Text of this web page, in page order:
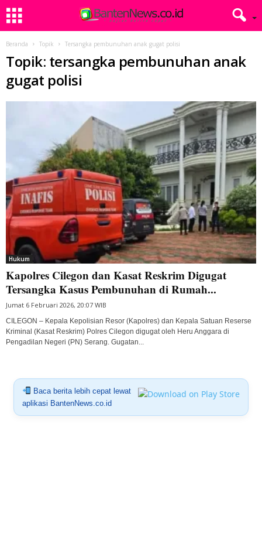
Beranda Topik Tersangka pembunuhan anak gugat polisi
Topik: tersangka pembunuhan anak
gugat polisi
Hukum
Kapolres Cilegon dan Kasat Reskrim Digugat
Tersangka Kasus Pembunuhan di Rumah...
Jumat 6 Februari 2026, 20:07 WIB
CILEGON – Kepala Kepolisian Resor (Kapolres) dan Kepala Satuan Reserse
Kriminal (Kasat Reskrim) Polres Cilegon digugat oleh Heru Anggara di
Pengadilan Negeri (PN) Serang. Gugatan...
Baca berita lebih cepat lewat
aplikasi BantenNews.co.id